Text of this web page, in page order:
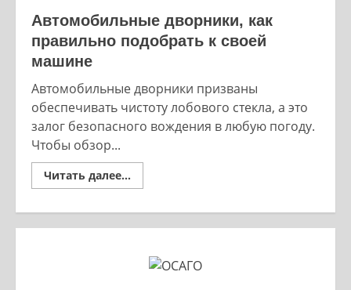
Автомобильные дворники, как
правильно подобрать к своей
машине
Автомобильные дворники призваны
обеспечивать чистоту лобового стекла, а это
залог безопасного вождения в любую погоду.
Чтобы обзор...
Читать далее...
more
как
своей